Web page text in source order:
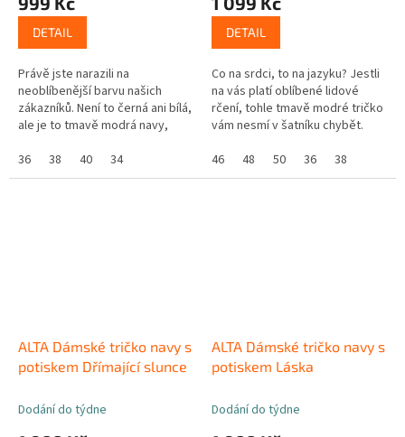
DETAIL
Právě jste narazili na
neoblíbenější barvu našich
zákazníků. Není to černá ani bílá,
ale je to tmavě modrá navy,
čímkoliv sladit. Zároveň je...
36 38 40 34
DETAIL
Co na srdci, to na jazyku? Jestli
na vás platí oblíbené lidové
rčení, tohle tmavě modré tričko
vám nesmí v šatníku chybět.
přednost. Oblékněte...
46 48 50 36 38
ALTA Dámské tričko navy s
potiskem Dřímající slunce
Dodání do týdne
ALTA Dámské tričko navy s
potiskem Láska
Dodání do týdne